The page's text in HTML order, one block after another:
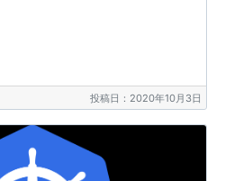
投稿日：2020年10月3日